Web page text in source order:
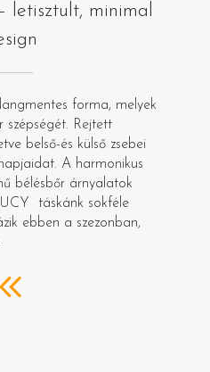
letisztult, minimal
forma, melyek
szépségét. Rejtett
belső-és külső zsebei
A harmonikus
bélésbőr árnyalatok
táskánk sokféle
ebben a szezonban,